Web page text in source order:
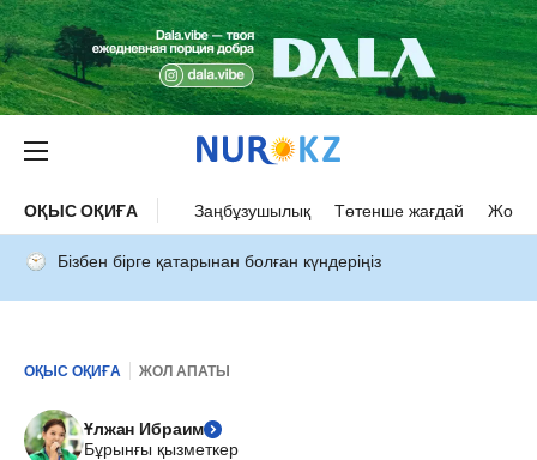
ОҚЫС ОҚИҒА Заңбұзушылық Төтенше жағдай Жол
Бізбен бірге қатарынан болған күндеріңіз
ОҚЫС ОҚИҒА ЖОЛ АПАТЫ
Ұлжан Ибраим
Бұрынғы қызметкер